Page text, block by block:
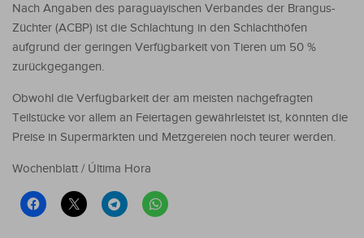
Nach Angaben des paraguayischen Verbandes der Brangus-
Züchter (ACBP) ist die Schlachtung in den Schlachthöfen
aufgrund der geringen Verfügbarkeit von Tieren um 50 %
zurückgegangen.
Obwohl die Verfügbarkeit der am meisten nachgefragten
Teilstücke vor allem an Feiertagen gewährleistet ist, könnten die
Preise in Supermärkten und Metzgereien noch teurer werden.
Wochenblatt / Última Hora